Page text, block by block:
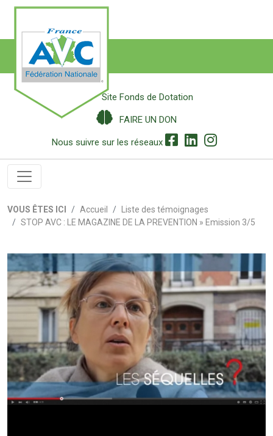
Site Fonds de Dotation
FAIRE UN DON
Nous suivre sur les réseaux
VOUS ÊTES ICI Accueil
Liste des témoignages
STOP AVC : LE MAGAZINE DE LA PREVENTION » Emission 3/5